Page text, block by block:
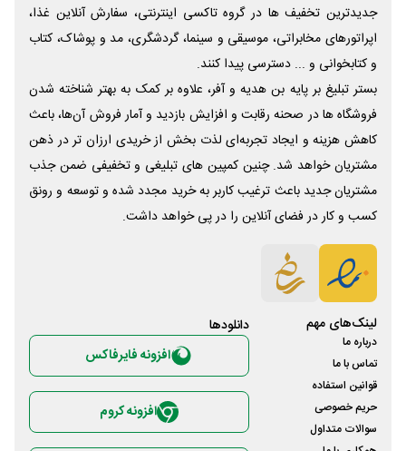
جدیدترین تخفیف ها در گروه تاکسی اینترنتی، سفارش آنلاین غذا،
اپراتورهای مخابراتی، موسیقی و سینما، گردشگری، مد و پوشاک، کتاب
و کتابخوانی و ... دسترسی پیدا کنند.
بستر تبلیغ بر پایه بن هدیه و آفر، علاوه بر کمک به بهتر شناخته شدن
فروشگاه ها در صحنه رقابت و افزایش بازدید و آمار فروش آن‌ها، باعث
کاهش هزینه و ایجاد تجربه‌ای لذت بخش از خریدی ارزان تر در ذهن
مشتریان خواهد شد. چنین کمپین های تبلیغی و تخفیفی ضمن جذب
مشتریان جدید باعث ترغیب کاربر به خرید مجدد شده و توسعه و رونق
کسب و کار در فضای آنلاین را در پی خواهد داشت.
لینک‌های مهم
درباره ما
تماس با ما
قوانین استفاده
حریم خصوصی
سوالات متداول
دانلود‌ها
افزونه فایرفاکس
افزونه کروم